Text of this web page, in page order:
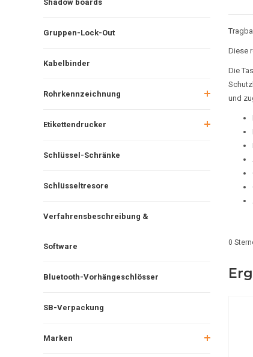
Shadow boards
Gruppen-Lock-Out
Kabelbinder
Rohrkennzeichnung
Etikettendrucker
Schlüssel-Schränke
Schlüsseltresore
Verfahrensbeschreibung &
Software
Bluetooth-Vorhängeschlösser
SB-Verpackung
Marken
Diese
Die
und
0